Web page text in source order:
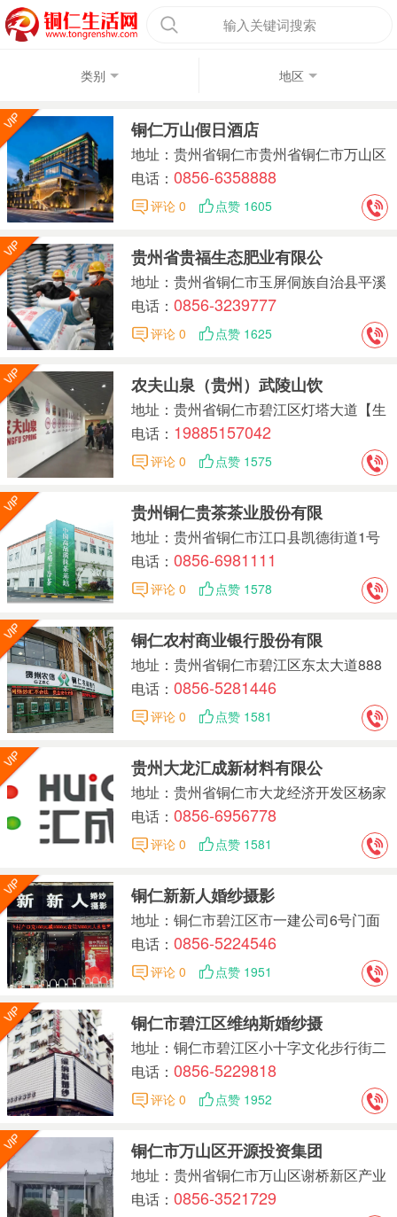
输入关键词搜索
类别 地区
铜仁万山假日酒店
地址：贵州省铜仁市贵州省铜仁市万山区
苏州路8号 (毗邻万山彩虹海主题乐园200
米)
电话： 0856-6358888
评论 0 点赞 1605
贵州省贵福生态肥业有限公
地址：贵州省铜仁市玉屏侗族自治县平溪
镇舞阳村团山凸
电话： 0856-3239777
评论 0 点赞 1625
农夫山泉（贵州）武陵山饮
地址：贵州省铜仁市碧江区灯塔大道【生
产地址2：（贵州省铜仁市碧江区九龙大
道431号（鹏程物流园）B1栋）】
电话： 19885157042
评论 0 点赞 1575
贵州铜仁贵茶茶业股份有限
地址：贵州省铜仁市江口县凯德街道1号
大道
电话： 0856-6981111
评论 0 点赞 1578
铜仁农村商业银行股份有限
地址：贵州省铜仁市碧江区东太大道888
号
电话： 0856-5281446
评论 0 点赞 1581
贵州大龙汇成新材料有限公
地址：贵州省铜仁市大龙经济开发区杨家
湾
电话： 0856-6956778
评论 0 点赞 1581
铜仁新新人婚纱摄影
地址：铜仁市碧江区市一建公司6号门面
（三中旁）
电话： 0856-5224546
评论 0 点赞 1951
铜仁市碧江区维纳斯婚纱摄
地址：铜仁市碧江区小十字文化步行街二
楼
电话： 0856-5229818
评论 0 点赞 1952
铜仁市万山区开源投资集团
地址：贵州省铜仁市万山区谢桥新区产业
园主楼B座2楼
电话： 0856-3521729